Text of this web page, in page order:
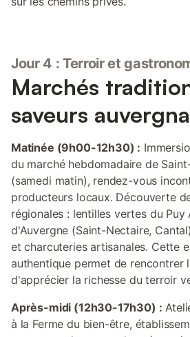
Jour 4 : Terroir et
Marchés
saveurs
Matinée (9h00-12h30) :
du marché hebdomadaire de
(samedi matin), rendez-vous
producteurs locaux. Découverte
régionales : lentilles vertes du Puy
d'Auvergne (Saint-Nectaire,
et charcuteries artisanales. Cette
authentique permet de rencontrer
d'apprécier la richesse du terroir
Après-midi (12h30-17h30) :
à la Ferme du bien-être,